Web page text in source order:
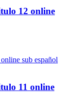
12 online
11 online